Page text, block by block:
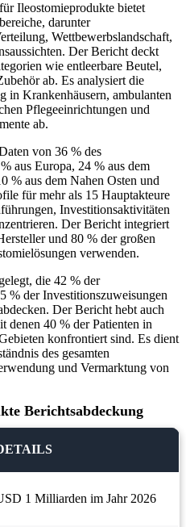
Ileostomieprodukte bietet
darunter
Wettbewerbslandschaft,
Der Bericht deckt
wie entleerbare Beutel,
ab. Es analysiert die
in Krankenhäusern, ambulanten
Pflegeeinrichtungen und
ab.
von 36 % des
aus Europa, 24 % aus dem
% aus dem Nahen Osten und
für mehr als 15 Hauptakteure
Investitionsaktivitäten
Der Bericht integriert
und 80 % der großen
verwenden.
die 42 % der
% der Investitionszuweisungen
Der Bericht hebt auch
denen 40 % der Patienten in
konfrontiert sind. Es dient
des gesamten
und Vermarktung von
Berichtsabdeckung
1 Milliarden im Jahr 2026